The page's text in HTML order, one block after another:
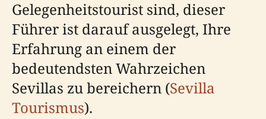
Gelegenheitstourist sind, dieser
Führer ist darauf ausgelegt, Ihre
Erfahrung an einem der
bedeutendsten Wahrzeichen
Sevillas zu bereichern (Sevilla
Tourismus).